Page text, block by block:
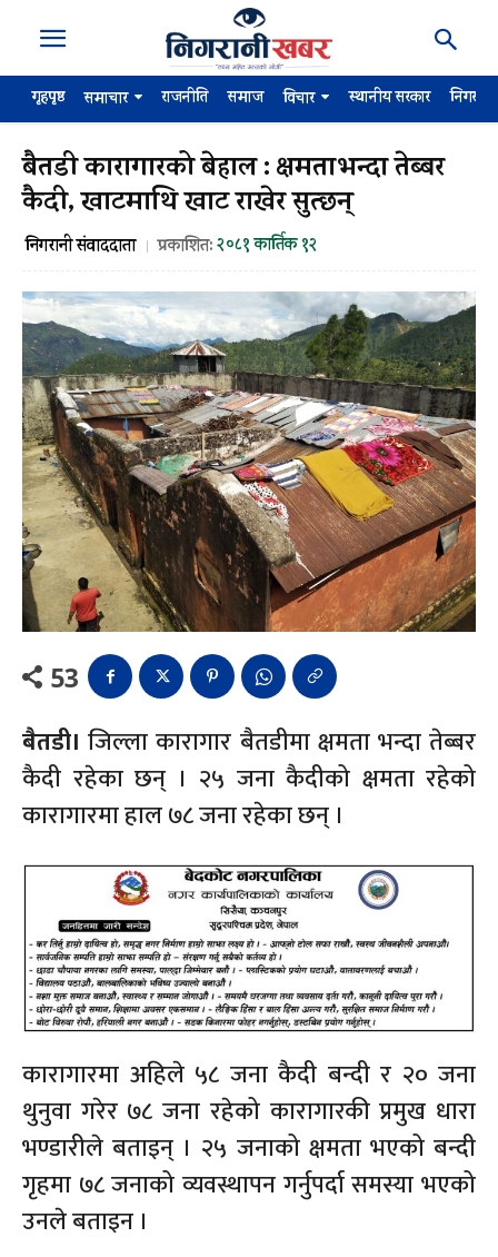
गृहपृष्ठ समाचार राजनीति समाज विचार स्थानीय सरकार
बैतडी कारागारको बेहाल : क्षमताभन्दा तेब्बर
कैदी, खाटमाथि खाट राखेर सुत्छन्
निगरानी संवाददाता प्रकाशित:२०८१ कार्तिक १२
53
बैतडी। जिल्ला कारागार बैतडीमा क्षमता भन्दा तेब्बर
कैदी रहेका छन् । २५ जना कैदीको क्षमता रहेको
कारागारमा हाल ७८ जना रहेका छन् ।
कारागारमा अहिले ५८ जना कैदी बन्दी र २० जना
थुनुवा गरेर ७८ जना रहेको कारागारकी प्रमुख धारा
भण्डारीले बताइन् । २५ जनाको क्षमता भएको बन्दी
गृहमा ७८ जनाको व्यवस्थापन गर्नुपर्दा समस्या भएको
उनले बताइन ।